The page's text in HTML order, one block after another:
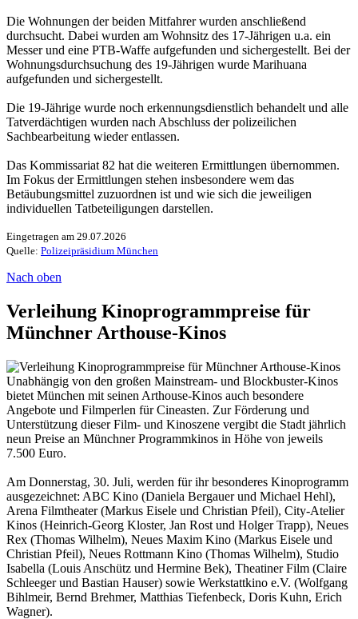
Die Wohnungen der beiden Mitfahrer wurden anschließend
durchsucht. Dabei wurden am Wohnsitz des 17-Jährigen u.a. ein
Messer und eine PTB-Waffe aufgefunden und sichergestellt. Bei der
Wohnungsdurchsuchung des 19-Jährigen wurde Marihuana
aufgefunden und sichergestellt.
Die 19-Jährige wurde noch erkennungsdienstlich behandelt und alle
Tatverdächtigen wurden nach Abschluss der polizeilichen
Sachbearbeitung wieder entlassen.
Das Kommissariat 82 hat die weiteren Ermittlungen übernommen.
Im Fokus der Ermittlungen stehen insbesondere wem das
Betäubungsmittel zuzuordnen ist und wie sich die jeweiligen
individuellen Tatbeteiligungen darstellen.
Eingetragen am 29.07.2026
Quelle: Polizeipräsidium München
Nach oben
Verleihung Kinoprogrammpreise für
Münchner Arthouse-Kinos
Unabhängig von den großen Mainstream- und Blockbuster-Kinos
bietet München mit seinen Arthouse-Kinos auch besondere
Angebote und Filmperlen für Cineasten. Zur Förderung und
Unterstützung dieser Film- und Kinoszene vergibt die Stadt jährlich
neun Preise an Münchner Programmkinos in Höhe von jeweils
7.500 Euro.
Am Donnerstag, 30. Juli, werden für ihr besonderes Kinoprogramm
ausgezeichnet: ABC Kino (Daniela Bergauer und Michael Hehl),
Arena Filmtheater (Markus Eisele und Christian Pfeil), City-Atelier
Kinos (Heinrich-Georg Kloster, Jan Rost und Holger Trapp), Neues
Rex (Thomas Wilhelm), Neues Maxim Kino (Markus Eisele und
Christian Pfeil), Neues Rottmann Kino (Thomas Wilhelm), Studio
Isabella (Louis Anschütz und Hermine Bek), Theatiner Film (Claire
Schleeger und Bastian Hauser) sowie Werkstattkino e.V. (Wolfgang
Bihlmeir, Bernd Brehmer, Matthias Tiefenbeck, Doris Kuhn, Erich
Wagner).